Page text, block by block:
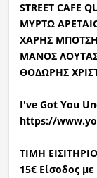
STREET CAFE
ΜΥΡΤΩ
ΧΑΡΗΣ
MANOΣ
ΘΟΔΩΡΗΣ
I've Got You
https://
ΤΙΜΗ
15€ Είσοδος